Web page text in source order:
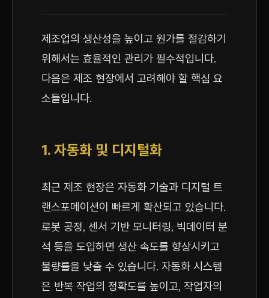
제조업의 생산성을 높이고 원가를 절감하기
위해서는 효율적인 관리가 필수적입니다.
다음은 제조 현장에서 고려해야 할 핵심 요
소들입니다.
1. 자동화 및 디지털화
최근 제조 현장은 자동화 기술과 디지털 트
랜스포메이션이 빠르게 확산되고 있습니다.
로봇 공정, 센서 기반 모니터링, 빅데이터 분
석 등을 도입하면 생산 속도를 향상시키고
불량률을 낮출 수 있습니다. 자동화 시스템
은 반복 작업의 정확도를 높이고, 작업자의